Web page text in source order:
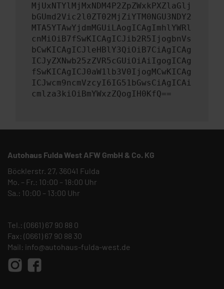
MjUxNTYlMjMxNDM4P2ZpZWxkPXZlaGlj
bGUmd2Vic2l0ZT02MjZiYTM0NGU3NDY2
MTA5YTAwYjdmMGUiLAogICAgImhlYWRl
cnMiOiB7fSwKICAgICJib2R5IjogbnVs
bCwKICAgICJleHBlY3QiOiB7CiAgICAg
ICJyZXNwb25zZVR5cGUiOiAiIgogICAg
fSwKICAgICJ0aW1lb3V0IjogMCwKICAg
ICJwcm9ncmVzcyI6IG51bGwsCiAgICAi
cmlza3kiOiBmYWxzZQogIH0KfQ==
Autohaus Fulda West AFW GmbH & Co. KG
Böcklerstr. 27, 36041 Fulda
Mo. – Fr.: 10:00 – 18:00 Uhr
Sa.: 10:00 – 13:00 Uhr
Tel.: (0661) 67 90 88 0
Fax: (0661) 67 90 88 30
Mail: info@autohaus-fulda-west.de